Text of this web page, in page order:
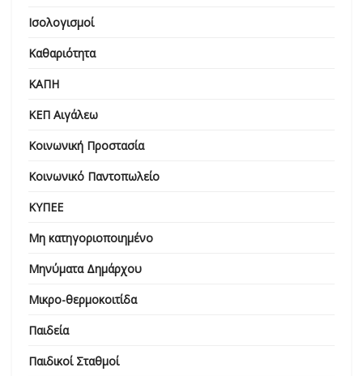
Ισολογισμοί
Καθαριότητα
ΚΑΠΗ
ΚΕΠ Αιγάλεω
Κοινωνική Προστασία
Κοινωνικό Παντοπωλείο
ΚΥΠΕΕ
Μη κατηγοριοποιημένο
Μηνύματα Δημάρχου
Μικρο-θερμοκοιτίδα
Παιδεία
Παιδικοί Σταθμοί